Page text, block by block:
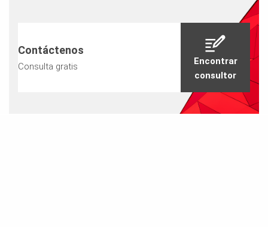
Contáctenos
Consulta gratis
Encontrar
consultor